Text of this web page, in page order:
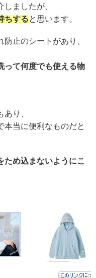
ましたが、
ちすると思います。
止のシートがあり、
って何度でも使える物
り、
本当に便利なものだと
ため込まないようにこ